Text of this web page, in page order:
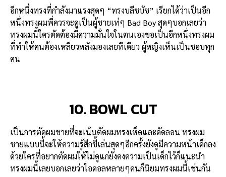
อีกหนึ่งทรงที่กำลังมาแรงสุดๆ “ทรงบลีชบัซ” เรียกได้ว่าเป็นอีก
หนึ่งทรงผมพี่ควรจะดูเป็นผู้ชายเท่ๆ Bad Boy สุดๆบอกเลยว่า
ทรงผมนี้ใครตัดต้องมีความมั่นใจในตนเองขอเป็นอีกหนึ่งทรงผม
ที่ทำให้คนต้องเหลียวหลังมองเลยทีเดียว ผู้หญิงเห็นเป็นชอบทุก
คน
10. BOWL CUT
เป็นการตัดผมชายที่จะเน้นตัดผมทรงเห็ดและดัดลอน ทรงผม
ชายแบบนี้จะให้ความรู้สึกขี้เล่นสุดๆอีกครั้งยังดูมีความหน้าเด็กลง
ด้วยใครที่อยากตัดผมให้ไม่ดูแก่ยังคงความเป็นเด็กไว้ก็แนะนำ
ทรงผมนี้เลยบอกเลยว่าไอดอลหลายๆคนก็นิยมทรงผมนี้เช่นกัน